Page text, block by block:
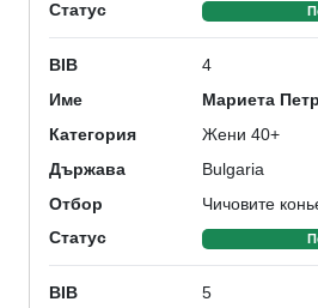
Статус
BIB 4
Име Мариета
Категория Жени 40+
Държава Bulgaria
Отбор Чичовите
Статус
BIB 5